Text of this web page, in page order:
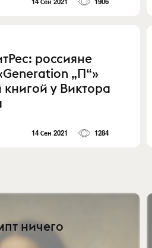
россияне
„П“»
у Виктора
14 Сен 2021 1284
ничего